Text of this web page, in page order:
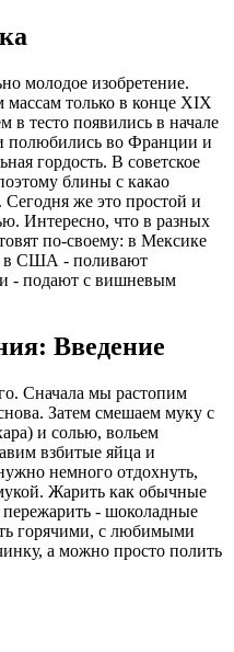
молодое изобретение.
только в конце XIX
в тесто появились в начале
полюбились во Франции и
гордость. В советское
блины с какао
же это простой и
Интересно, что в разных
по-своему: в Мексике
в США - поливают
- подают с вишневым
Введение
Сначала мы растопим
Затем смешаем муку с
и солью, вольем
взбитые яйца и
немного отдохнуть,
Жарить как обычные
- шоколадные
горячими, с любимыми
а можно просто полить